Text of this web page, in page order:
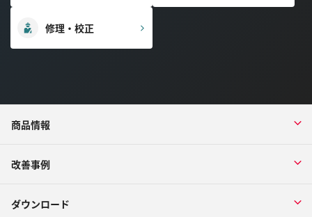
修理・校正
商品情報
改善事例
ダウンロード